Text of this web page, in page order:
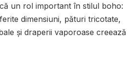
un rol important în stilul boho:
dimensiuni, pături tricotate,
și draperii vaporoase creează